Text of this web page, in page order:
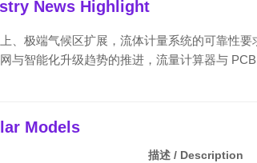
News Highlight
、极端气候区扩展，流体计量系统的可靠性
与智能化升级趋势的推进，流量计算器与
Models
描述 / Description